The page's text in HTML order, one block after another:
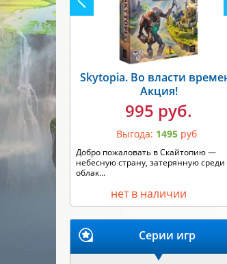
Unmatched. Бигфут против
Робин Гуда Акция!
1495 руб.
Выгода: руб
Кто сильнее – король Артур или граф
Дракула? Горгона Медуза или Робин ...
нет в наличии
Серии игр